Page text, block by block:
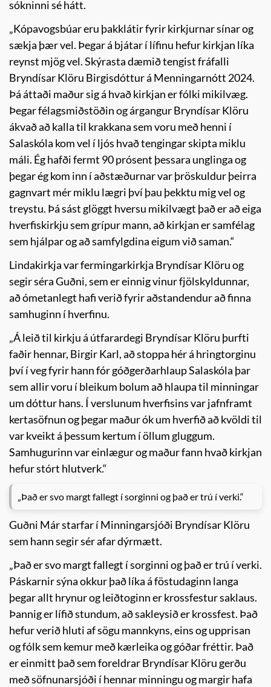
sókninni sé hátt.
„Kópavogsbúar eru þakklátir fyrir kirkjurnar sínar og
sækja þær vel. Þegar á bjátar í lífinu hefur kirkjan líka
reynst mjög vel. Skýrasta dæmið tengist fráfalli
Bryndísar Klöru Birgisdóttur á Menningarnótt 2024.
Þá áttaði maður sig á hvað kirkjan er fólki mikilvæg.
Þegar félagsmiðstöðin og árgangur Bryndísar Klöru
ákvað að kalla til krakkana sem voru með henni í
Salaskóla kom vel í ljós hvað tengingar skipta miklu
máli. Ég hafði fermt 90 prósent þessara unglinga og
þegar ég kom inn í aðstæðurnar var þröskuldur þeirra
gagnvart mér miklu lægri því þau þekktu mig vel og
treystu. Þá sást glöggt hversu mikilvægt það er að eiga
hverfiskirkju sem grípur mann, að kirkjan er samfélag
sem hjálpar og að samfylgdina eigum við saman.“
Lindakirkja var fermingarkirkja Bryndísar Klöru og
segir séra Guðni, sem er einnig vinur fjölskyldunnar,
að ómetanlegt hafi verið fyrir aðstandendur að finna
samhuginn í hverfinu.
„Á leið til kirkju á útfarardegi Bryndísar Klöru þurfti
faðir hennar, Birgir Karl, að stoppa hér á hringtorginu
því í veg fyrir hann fór góðgerðarhlaup Salaskóla þar
sem allir voru í bleikum bolum að hlaupa til minningar
um dóttur hans. Í verslunum hverfisins var jafnframt
kertasöfnun og þegar maður ók um hverfið að kvöldi til
var kveikt á þessum kertum í öllum gluggum.
Samhugurinn var einlægur og maður fann hvað kirkjan
hefur stórt hlutverk.“
„Það er svo margt fallegt í sorginni og það er trú í verki.“
Guðni Már starfar í Minningarsjóði Bryndísar Klöru
sem hann segir sér afar dýrmætt.
„Það er svo margt fallegt í sorginni og það er trú í verki.
Páskarnir sýna okkur það líka á föstudaginn langa
þegar allt hrynur og leiðtoginn er krossfestur saklaus.
Þannig er lífið stundum, að sakleysið er krossfest. Það
hefur verið hluti af sögu mannkyns, eins og upprisan
og fólk sem kemur með kærleika og góðar fréttir. Það
er einmitt það sem foreldrar Bryndísar Klöru gerðu
með söfnunarsjóði í hennar minningu og margir hafa